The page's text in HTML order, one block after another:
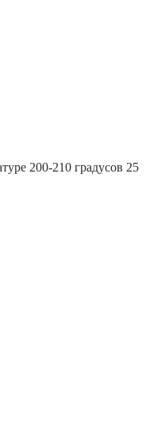
200-210 градусов 25